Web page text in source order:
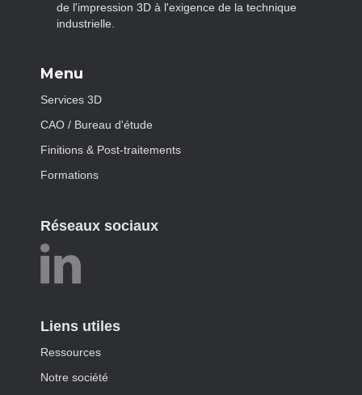
de l'impression 3D à l'exigence de la technique
industrielle.
Menu
Services 3D
CAO / Bureau d'étude
Finitions & Post-traitements
Formations
Réseaux sociaux
Liens utiles
Ressources
Notre société